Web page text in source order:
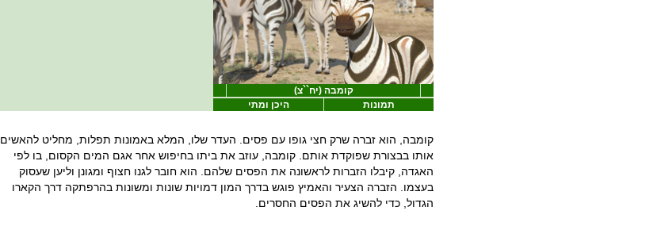
קומבה (יח``צ)
תמונות
היכן ומתי
קומבה, הוא זברה שרק חצי גופו עם פסים. העדר שלו, המלא באמונות תפלות, מחליט להאשים
אותו בבצורת שפוקדת אותם. קומבה, עוזב את ביתו בחיפוש אחר אגם המים הקסום, בו לפי
האגדה, קיבלו הזברות לראשונה את הפסים שלהם. הוא חובר לגנו חצוף ומגונן וליען שעסוק
בעצמו. הזברה הצעיר והאמיץ פוגש בדרך המון דמויות שונות ומשונות בהרפתקה דרך הקארו
הגדול, כדי להשיג את הפסים החסרים.